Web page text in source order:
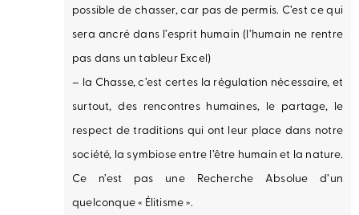
possible de chasser, car pas de permis. C’est ce qui
sera ancré dans l’esprit humain (l’humain ne rentre
pas dans un tableur Excel)
– la Chasse, c’est certes la régulation nécessaire, et
surtout, des rencontres humaines, le partage, le
respect de traditions qui ont leur place dans notre
société, la symbiose entre l’être humain et la nature.
Ce n’est pas une Recherche Absolue d’un
quelconque « Élitisme ».